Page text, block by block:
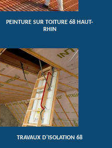
PEINTURE SUR TOITURE 68 HAUT-
RHIN
TRAVAUX D'ISOLATION 68